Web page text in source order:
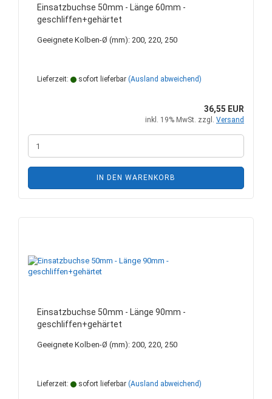
Einsatzbuchse 50mm - Länge 60mm -
geschliffen+gehärtet
Geeignete Kolben-Ø (mm): 200, 220, 250
Lieferzeit: sofort lieferbar (Ausland abweichend)
36,55 EUR
inkl. 19% MwSt. zzgl. Versand
IN DEN WARENKORB
Einsatzbuchse 50mm - Länge 90mm -
geschliffen+gehärtet
Geeignete Kolben-Ø (mm): 200, 220, 250
Lieferzeit: sofort lieferbar (Ausland abweichend)